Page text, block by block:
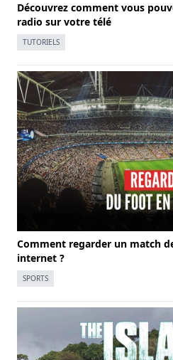
Découvrez comment vous
radio sur votre télé
TUTORIELS
Comment regarder un match
internet ?
SPORTS